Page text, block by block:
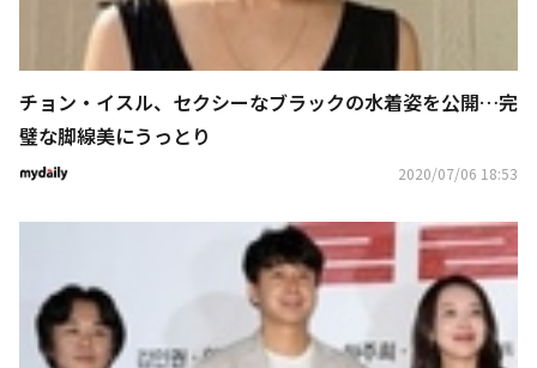
チョン・イスル、セクシーなブラックの水着姿を公開…完
璧な脚線美にうっとり
2020/07/06 18:53